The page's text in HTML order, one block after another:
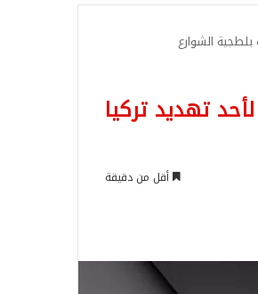
الشوارع
تهديد تركيا
أقل من دقيقة